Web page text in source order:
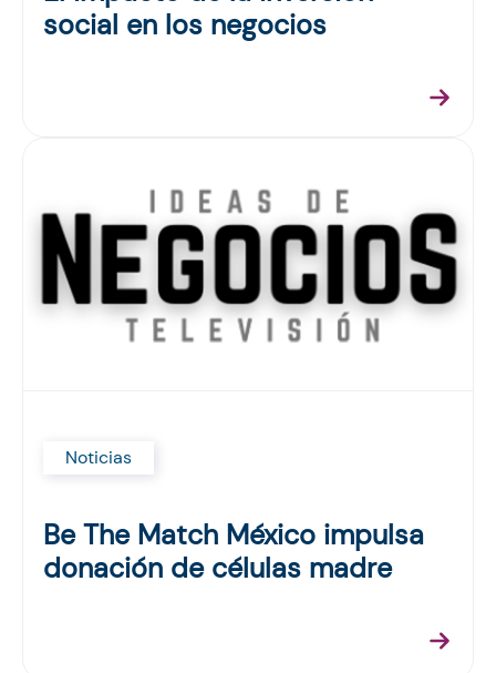
social en los negocios
Noticias
Be The Match México impulsa
donación de células madre